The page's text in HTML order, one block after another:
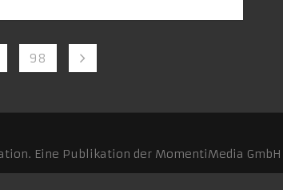
98
Eine Publikation der MomentiMedia GmbH |